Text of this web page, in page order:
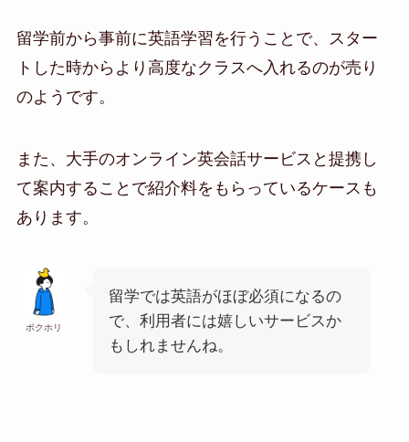
留学前から事前に英語学習を行うことで、スター
トした時からより高度なクラスへ入れるのが売り
のようです。
また、大手のオンライン英会話サービスと提携し
て案内することで紹介料をもらっているケースも
あります。
ボクホリ
留学では英語がほぼ必須になるの
で、利用者には嬉しいサービスか
もしれませんね。